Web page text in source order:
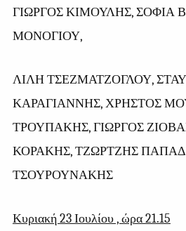
ΓΙΩΡΓΟΣ ΚΙΜΟΥΛΗΣ, ΣΟΦΙΑ
ΜΟΝΟΓΙΟΥ,
ΛΙΛΗ ΤΣΕΖΜΑΤΖΟΓΛΟΥ,
ΚΑΡΑΓΙΑΝΝΗΣ, ΧΡΗΣΤΟΣ
ΤΡΟΥΠΑΚΗΣ, ΓΙΩΡΓΟΣ
ΚΟΡΑΚΗΣ, ΤΖΩΡΤΖΗΣ
ΤΣΟΥΡΟΥΝΑΚΗΣ
Κυριακή 23 Ιουλίου , ώρα 21.15